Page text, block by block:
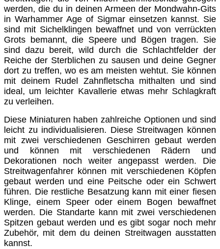
werden, die du in deinen Armeen der Mondwahn-Gits
in Warhammer Age of Sigmar einsetzen kannst. Sie
sind mit Sichelklingen bewaffnet und von verrückten
Grots bemannt, die Speere und Bögen tragen. Sie
sind dazu bereit, wild durch die Schlachtfelder der
Reiche der Sterblichen zu sausen und deine Gegner
dort zu treffen, wo es am meisten wehtut. Sie können
mit deinem Rudel Zahnfletscha mithalten und sind
ideal, um leichter Kavallerie etwas mehr Schlagkraft
zu verleihen.
Diese Miniaturen haben zahlreiche Optionen und sind
leicht zu individualisieren. Diese Streitwagen können
mit zwei verschiedenen Geschirren gebaut werden
und können mit verschiedenen Rädern und
Dekorationen noch weiter angepasst werden. Die
Streitwagenfahrer können mit verschiedenen Köpfen
gebaut werden und eine Peitsche oder ein Schwert
führen. Die restliche Besatzung kann mit einer fiesen
Klinge, einem Speer oder einem Bogen bewaffnet
werden. Die Standarte kann mit zwei verschiedenen
Spitzen gebaut werden und es gibt sogar noch mehr
Zubehör, mit dem du deinen Streitwagen ausstatten
kannst.